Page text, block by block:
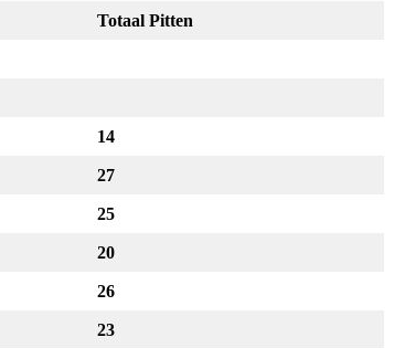
Totaal Pitten
14
27
25
20
26
23